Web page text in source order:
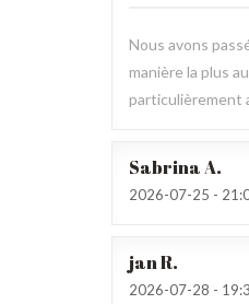
Nous avons
manière la plus
particulièrement
SabrinaA
2026-07-25 -
janR
2026-07-28 -